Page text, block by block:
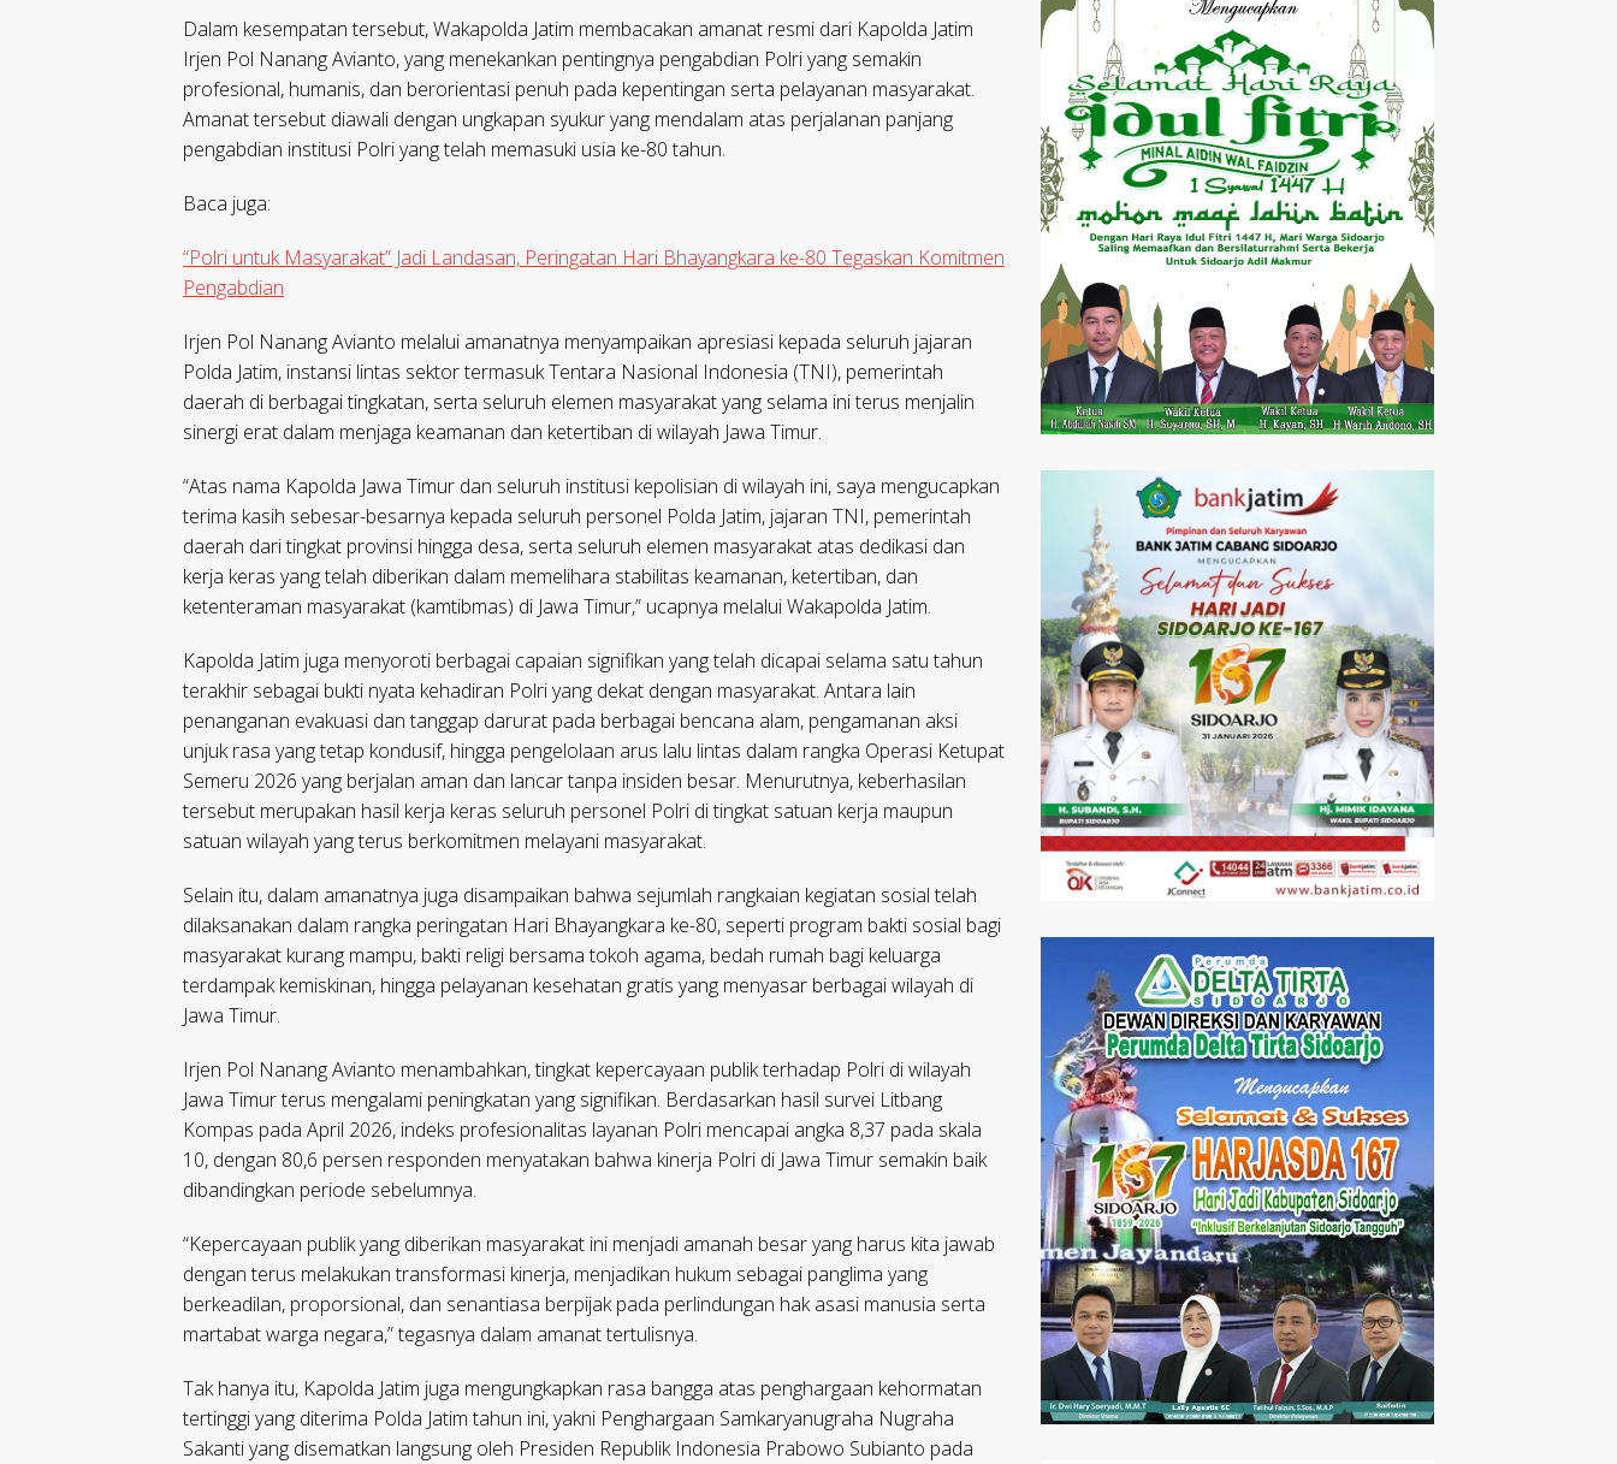
Dalam kesempatan tersebut, Wakapolda Jatim membacakan amanat resmi dari Kapolda Jatim
Irjen Pol Nanang Avianto, yang menekankan pentingnya pengabdian Polri yang semakin
profesional, humanis, dan berorientasi penuh pada kepentingan serta pelayanan masyarakat.
Amanat tersebut diawali dengan ungkapan syukur yang mendalam atas perjalanan panjang
pengabdian institusi Polri yang telah memasuki usia ke-80 tahun.
Baca juga:
“Polri untuk Masyarakat” Jadi Landasan, Peringatan Hari Bhayangkara ke-80 Tegaskan Komitmen
Pengabdian
Irjen Pol Nanang Avianto melalui amanatnya menyampaikan apresiasi kepada seluruh jajaran
Polda Jatim, instansi lintas sektor termasuk Tentara Nasional Indonesia (TNI), pemerintah
daerah di berbagai tingkatan, serta seluruh elemen masyarakat yang selama ini terus menjalin
sinergi erat dalam menjaga keamanan dan ketertiban di wilayah Jawa Timur.
“Atas nama Kapolda Jawa Timur dan seluruh institusi kepolisian di wilayah ini, saya mengucapkan
terima kasih sebesar-besarnya kepada seluruh personel Polda Jatim, jajaran TNI, pemerintah
daerah dari tingkat provinsi hingga desa, serta seluruh elemen masyarakat atas dedikasi dan
kerja keras yang telah diberikan dalam memelihara stabilitas keamanan, ketertiban, dan
ketenteraman masyarakat (kamtibmas) di Jawa Timur,” ucapnya melalui Wakapolda Jatim.
Kapolda Jatim juga menyoroti berbagai capaian signifikan yang telah dicapai selama satu tahun
terakhir sebagai bukti nyata kehadiran Polri yang dekat dengan masyarakat. Antara lain
penanganan evakuasi dan tanggap darurat pada berbagai bencana alam, pengamanan aksi
unjuk rasa yang tetap kondusif, hingga pengelolaan arus lalu lintas dalam rangka Operasi Ketupat
Semeru 2026 yang berjalan aman dan lancar tanpa insiden besar. Menurutnya, keberhasilan
tersebut merupakan hasil kerja keras seluruh personel Polri di tingkat satuan kerja maupun
satuan wilayah yang terus berkomitmen melayani masyarakat.
Selain itu, dalam amanatnya juga disampaikan bahwa sejumlah rangkaian kegiatan sosial telah
dilaksanakan dalam rangka peringatan Hari Bhayangkara ke-80, seperti program bakti sosial bagi
masyarakat kurang mampu, bakti religi bersama tokoh agama, bedah rumah bagi keluarga
terdampak kemiskinan, hingga pelayanan kesehatan gratis yang menyasar berbagai wilayah di
Jawa Timur.
Irjen Pol Nanang Avianto menambahkan, tingkat kepercayaan publik terhadap Polri di wilayah
Jawa Timur terus mengalami peningkatan yang signifikan. Berdasarkan hasil survei Litbang
Kompas pada April 2026, indeks profesionalitas layanan Polri mencapai angka 8,37 pada skala
10, dengan 80,6 persen responden menyatakan bahwa kinerja Polri di Jawa Timur semakin baik
dibandingkan periode sebelumnya.
“Kepercayaan publik yang diberikan masyarakat ini menjadi amanah besar yang harus kita jawab
dengan terus melakukan transformasi kinerja, menjadikan hukum sebagai panglima yang
berkeadilan, proporsional, dan senantiasa berpijak pada perlindungan hak asasi manusia serta
martabat warga negara,” tegasnya dalam amanat tertulisnya.
Tak hanya itu, Kapolda Jatim juga mengungkapkan rasa bangga atas penghargaan kehormatan
tertinggi yang diterima Polda Jatim tahun ini, yakni Penghargaan Samkaryanugraha Nugraha
Sakanti yang disematkan langsung oleh Presiden Republik Indonesia Prabowo Subianto pada